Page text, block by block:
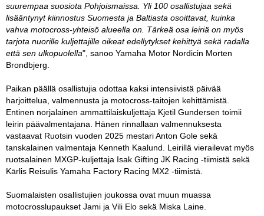
suurempaa suosiota Pohjoismaissa. Yli 100 osallistujaa sekä
lisääntynyt kiinnostus Suomesta ja Baltiasta osoittavat, kuinka
vahva motocross-yhteisö alueella on. Tärkeä osa leiriä on myös
tarjota nuorille kuljettajille oikeat edellytykset kehittyä sekä radalla
että sen ulkopuolella", sanoo Yamaha Motor Nordicin Morten
Brondbjerg.
Paikan päällä osallistujia odottaa kaksi intensiivistä päivää
harjoittelua, valmennusta ja motocross-taitojen kehittämistä.
Entinen norjalainen ammattilaiskuljettaja Kjetil Gundersen toimii
leirin päävalmentajana. Hänen rinnallaan valmennuksesta
vastaavat Ruotsin vuoden 2025 mestari Anton Gole sekä
tanskalainen valmentaja Kenneth Kaalund. Leirillä vierailevat myös
ruotsalainen MXGP-kuljettaja Isak Gifting JK Racing -tiimistä sekä
Kārlis Reisulis Yamaha Factory Racing MX2 -tiimistä.
Suomalaisten osallistujien joukossa ovat muun muassa
motocrosslupaukset Jami ja Vili Elo sekä Miska Laine.